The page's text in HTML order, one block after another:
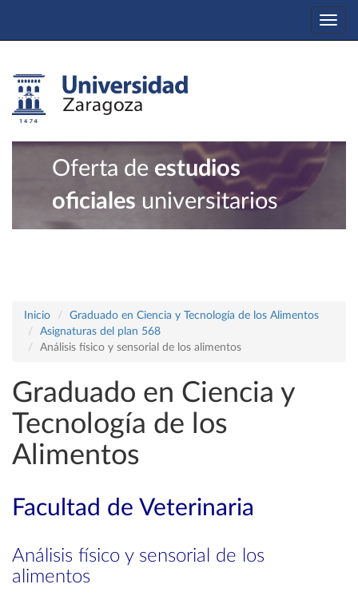
Oferta de estudios
oficiales universitarios
Inicio
Graduado en Ciencia y Tecnología de los Alimentos
Asignaturas del plan 568
Análisis físico y sensorial de los alimentos
Graduado en Ciencia y
Tecnología de los
Alimentos
Facultad de Veterinaria
Análisis físico y sensorial de los
alimentos